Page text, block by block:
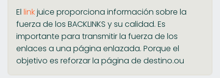
El linkjuice proporciona información sobre la
fuerza de los BACKLINKS y su calidad. Es
importante para transmitir la fuerza de los
enlaces a una página enlazada. Porque el
objetivo es reforzar la página de destino.ou